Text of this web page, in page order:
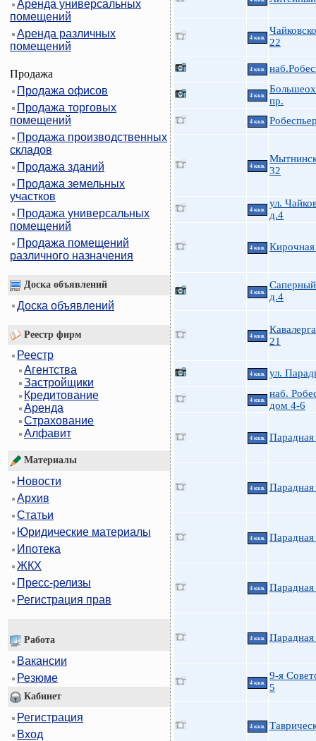
Аренда универсальных
помещений
Аренда различных
помещений
Продажа
Продажа офисов
Продажа торговых
помещений
Продажа производственных
складов
Продажа зданий
Продажа земельных
участков
Продажа универсальных
помещений
Продажа помещений
различного назначения
Доска объявлений
Доска объявлений
Реестр фирм
Реестр
Агентства
Застройщики
Кредитование
Аренда
Страхование
Алфавит
Материалы
Новости
Архив
Статьи
Юридические материалы
Ипотека
ЖКХ
Пресс-релизы
Регистрация прав
Работа
Вакансии
Резюме
Кабинет
Регистрация
Вход
4 ккв.
22
4 ккв.
4 ккв.
пр.
4 ккв.
4 ккв.
32
4 ккв.
ул.
д.4
4 ккв.
4 ккв.
д.4
4 ккв.
21
4 ккв. ул.
4 ккв.
наб.
дом 4-6
4 ккв. Парадная
4 ккв. Парадная
4 ккв. Парадная
4 ккв. Парадная
4 ккв. Парадная
4 ккв.
9-я
5
4 ккв.